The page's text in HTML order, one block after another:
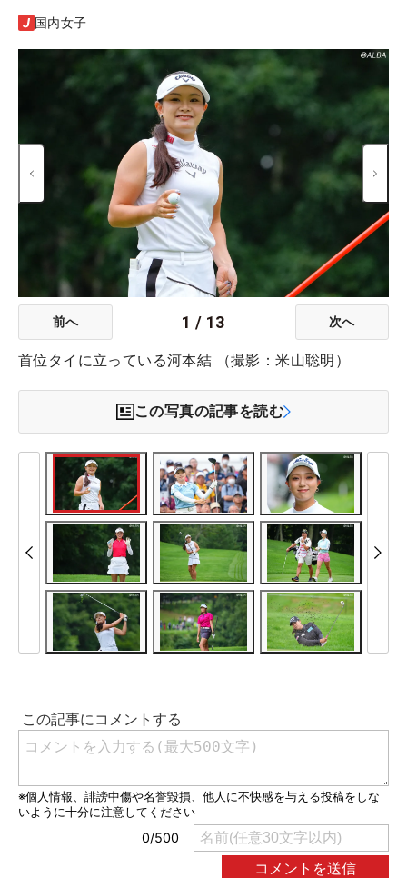
国内女子
前へ 1 / 13 次へ
首位タイに立っている河本結 （撮影：米山聡明）
この写真の記事を読む